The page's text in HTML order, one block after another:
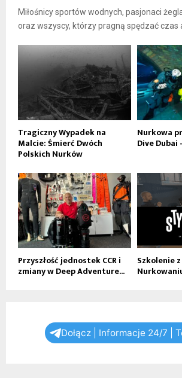
Miłośnicy sportów wodnych, pasjonaci
oraz wszyscy, którzy pragną spędzać czas
Tragiczny Wypadek na
Malcie: Śmierć Dwóch
Polskich Nurków
Nurkowa
Dive Dubai
Przyszłość jednostek CCR i
zmiany w Deep Adventure...
Szkolenie
Dołącz | Informacje 24/7 |